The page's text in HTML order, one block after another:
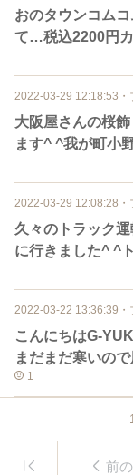
おのタウンコム
て…税込2200円
2022-03-29 12:18:53 ・
大阪屋さんの桜
ます^ ^我が町小
2022-03-29 12:08:28 ・
久々のトラック
に行きました^ ^
2022-03-22 13:36:39 ・
こんにちはG-
まだまだ寒いの
1
前